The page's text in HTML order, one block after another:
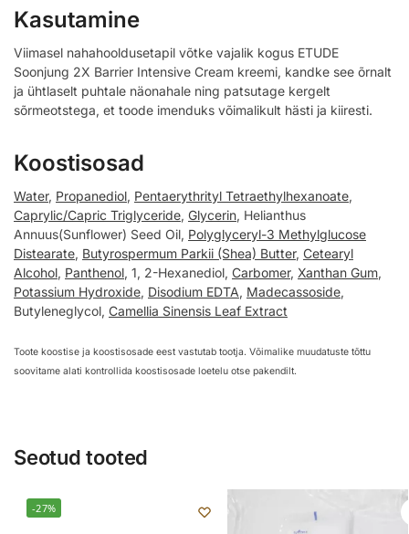
Kasutamine
Viimasel nahahooldusetapil võtke vajalik kogus ETUDE
Soonjung 2X Barrier Intensive Cream kreemi, kandke see õrnalt
ja ühtlaselt puhtale näonahale ning patsutage kergelt
sõrmeotstega, et toode imenduks võimalikult hästi ja kiiresti.
Koostisosad
Water, Propanediol, Pentaerythrityl Tetraethylhexanoate,
Caprylic/Capric Triglyceride, Glycerin, Helianthus
Annuus(Sunflower) Seed Oil, Polyglyceryl-3 Methylglucose
Distearate, Butyrospermum Parkii (Shea) Butter, Cetearyl
Alcohol, Panthenol, 1, 2-Hexanediol, Carbomer, Xanthan Gum,
Potassium Hydroxide, Disodium EDTA, Madecassoside,
Butyleneglycol, Camellia Sinensis Leaf Extract
Toote koostise ja koostisosade eest vastutab tootja. Võimalike muudatuste tõttu
soovitame alati kontrollida koostisosade loetelu otse pakendilt.
Seotud tooted
-27%